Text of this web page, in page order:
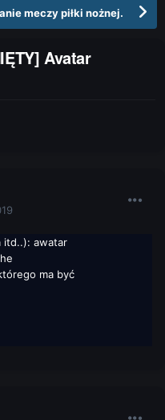
meczy piłki nożnej.
Avatar
itd..): awatar
ma być